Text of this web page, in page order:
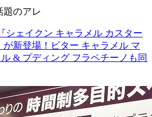
題のアレ
シェイクン キャラメル カスター
が新登場！ビター キャラメル マ
& プディング フラペチーノも同